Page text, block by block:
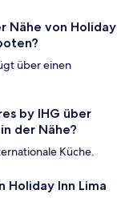
Nähe von Holiday
über einen
by IHG über
der Nähe?
Küche.
Holiday Inn Lima